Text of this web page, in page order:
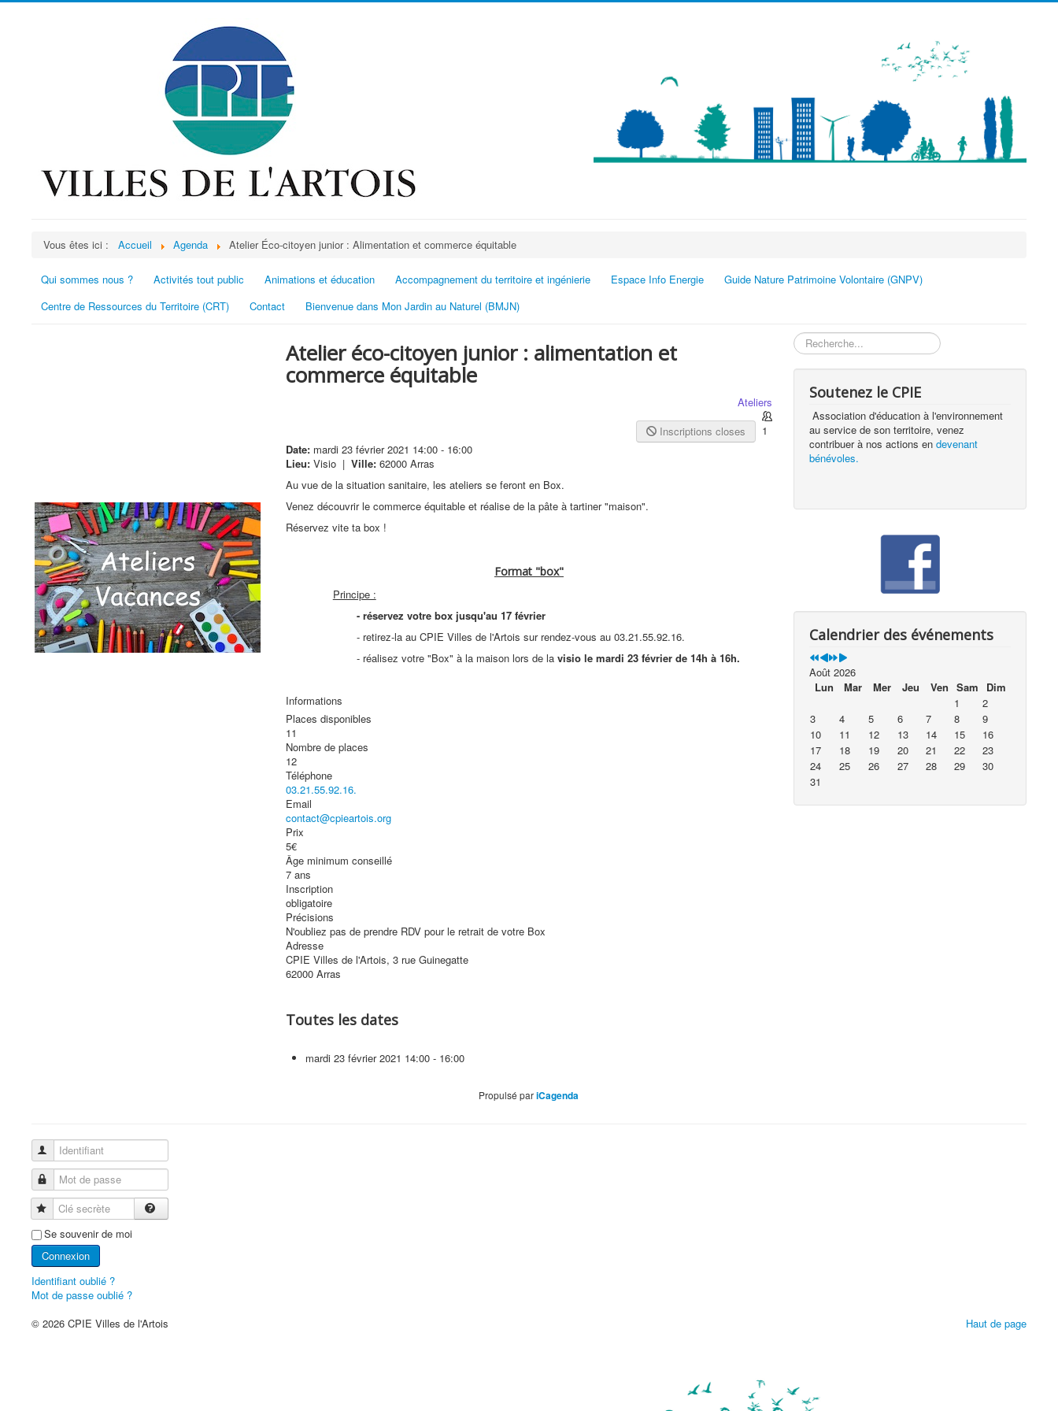
Vous êtes ici : Accueil Agenda Atelier Éco-citoyen junior : Alimentation et commerce équitable
Qui sommes nous ? Activités tout public Animations et éducation Accompagnement du territoire et ingénierie Espace Info Energie
Guide Nature Patrimoine Volontaire (GNPV)
Centre de Ressources du Territoire (CRT)
Contact Bienvenue dans Mon Jardin au Naturel (BMJN)
Atelier éco-citoyen junior : alimentation et
commerce équitable
Ateliers
Inscriptions closes
1
Date: mardi 23 février 2021 14:00- 16:00
Lieu:Visio | Ville:62000 Arras
Au vue de la situation sanitaire, les ateliers se feront en Box.
Venez découvrir le commerce équitable et réalise de la pâte à tartiner "maison".
Réservez vite ta box !
Format "box"
Principe :
- réservez votre box jusqu'au 17 février
- retirez-la au CPIE Villes de l'Artois sur rendez-vous au 03.21.55.92.16.
- réalisez votre "Box" à la maison lors de la visio le mardi 23 février de 14h à 16h.
Informations
Places disponibles
11
Nombre de places
12
Téléphone
03.21.55.92.16.
Email
contact@cpieartois.org
Prix
5€
Âge minimum conseillé
7 ans
Inscription
obligatoire
Précisions
N'oubliez pas de prendre RDV pour le retrait de votre Box
Adresse
CPIE Villes de l'Artois, 3 rue Guinegatte
62000 Arras
Toutes les dates
mardi 23 février 2021 14:00 - 16:00
Propulsé pariCagenda
Rechercher
Soutenez le CPIE
Association d'éducation à l'environnement
au service de son territoire, venez
contribuer à nos actions endevenant
bénévoles.
Calendrier des événements
Août 2026
Lun
Mar Mer Jeu Ven Sam
Dim
1
2
3
4 5 6 7 8
9
10
11 12 13 14 15
16
17
18 19 20 21 22
23
24
25 26 27 28 29
30
31
Identifiant
Mot de passe
Clé secrète
Se souvenir de moi
Connexion
Identifiant oublié ?
Mot de passe oublié ?
Haut de page
© 2026 CPIE Villes de l'Artois